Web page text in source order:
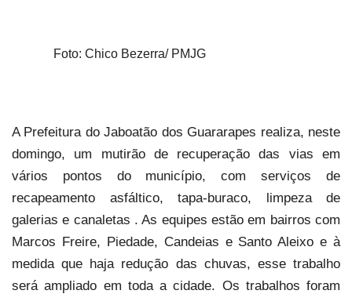
Foto: Chico Bezerra/ PMJG
A Prefeitura do Jaboatão dos Guararapes realiza, neste
domingo, um mutirão de recuperação das vias em
vários pontos do município, com serviços de
recapeamento asfáltico, tapa-buraco, limpeza de
galerias e canaletas . As equipes estão em bairros com
Marcos Freire, Piedade, Candeias e Santo Aleixo e à
medida que haja redução das chuvas, esse trabalho
será ampliado em toda a cidade. Os trabalhos foram